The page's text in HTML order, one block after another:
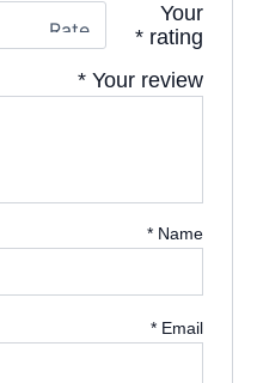
Your
rating
*
Your review
*
Name
*
Email
*